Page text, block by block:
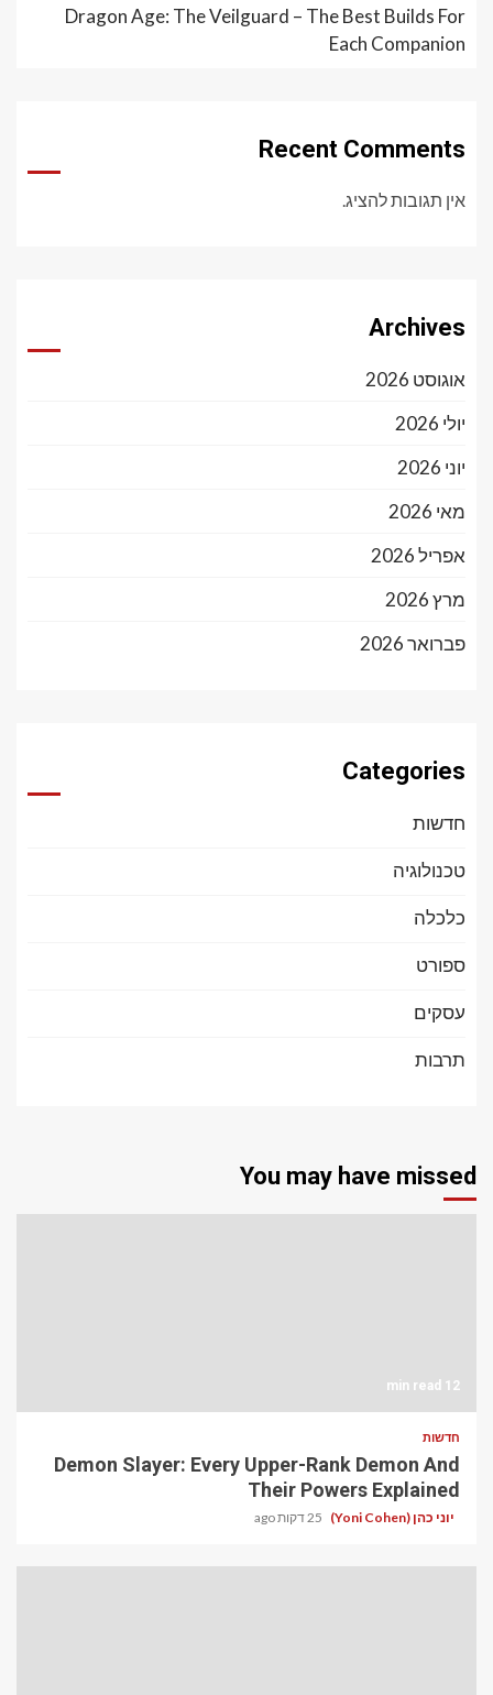
Dragon Age: The Veilguard – The Best Builds For
Each Companion
Recent Comments
אין תגובות להציג.
Archives
אוגוסט 2026
יולי 2026
יוני 2026
מאי 2026
אפריל 2026
מרץ 2026
פברואר 2026
Categories
חדשות
טכנולוגיה
כלכלה
ספורט
עסקים
תרבות
You may have missed
12 min read
חדשות
Demon Slayer: Every Upper-Rank Demon And
Their Powers Explained
יוני כהן (Yoni Cohen) 25 דקות ago